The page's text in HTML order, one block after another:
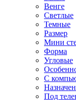
Венге
Светлые
Темные
Размер
Мини
Форма
Угловые
С
Под